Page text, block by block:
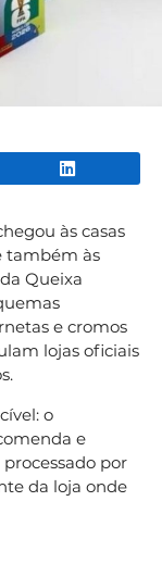
WhatsApp
às casas
também às
Queixa
e cromos
lojas oficiais
o
e
por
da loja onde